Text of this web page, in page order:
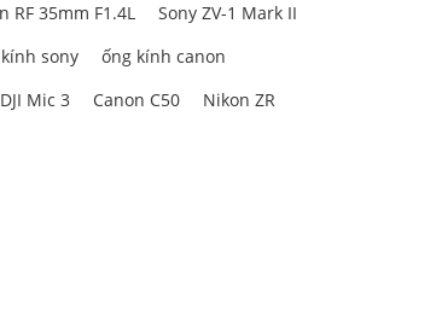
RF 35mm F1.4L
Sony ZV-1 Mark II
sony
ống kính canon
DJI Mic 3 Canon C50
Nikon ZR